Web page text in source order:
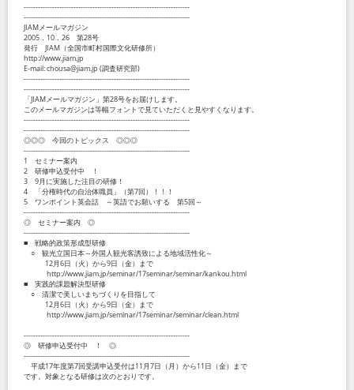
----------------------------------------------------------------------
----------------------------------------------------------------------
JIAMメールマガジン
2005．10．26 第28号
発行 JIAM（全国市町村国際文化研修所）
http://www.jiam.jp
E-mail: chousa@jiam.jp (調査研究部)
----------------------------------------------------------------------
----------------------------------------------------------------------
「JIAMメールマガジン」第28号をお届けします。
このメールマガジンは等幅フォントで見ていただくと見やすくなります。
----------------------------------------------------------------------
----------------------------------------------------------------------
◎◎◎ 今回のトピックス ◎◎◎
----------------------------------------------------------------------
1 セミナー案内
2 研修申込受付中 ！
3 9月に実施した注目の研修！
4 「分権時代の自治体職員」（第7回）！！！
5 ワンポイント英会話 ～英語でお願いする 第5回～
----------------------------------------------------------------------
◎ セミナー案内 ◎
----------------------------------------------------------------------
■ 戦略的政策形成型研修
○ 観光立国日本～外国人観光客誘致による地域活性化～
12月6日（火）から9日（金）まで
http://www.jiam.jp/seminar/17seminar/seminar/kankou.html
■ 実践的課題解決型研修
○ 清潔で美しいまちづくりを目指して
12月6日（火）から9日（金）まで
http://www.jiam.jp/seminar/17seminar/seminar/clean.html
----------------------------------------------------------------------
◎ 研修申込受付中 ！ ◎
----------------------------------------------------------------------
平成17年度第7回受講申込受付は11月7日（月）から11日（金）まで
です。対象となる研修は次のとおりです。